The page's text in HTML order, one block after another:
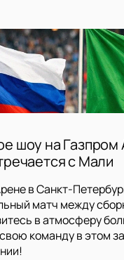
шоу на Газпром
с Мали
в Санкт-
матч между
в атмосферу
команду в этом